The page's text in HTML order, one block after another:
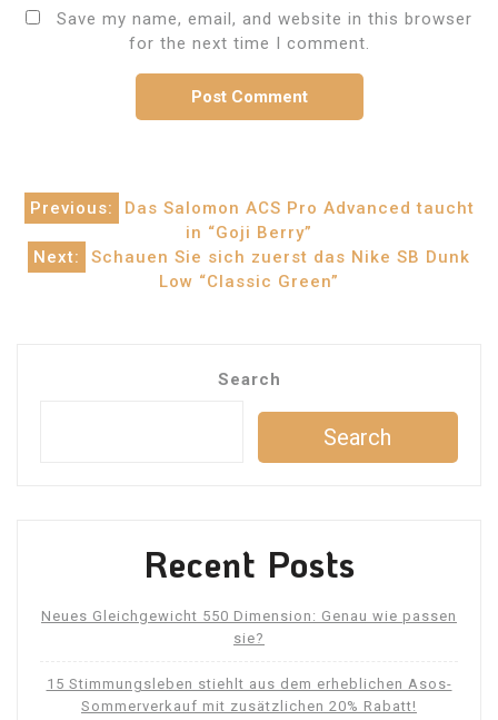
Save my name, email, and website in this browser
for the next time I comment.
Post
navigation
Previous:
Das Salomon ACS Pro Advanced taucht
in “Goji Berry”
Next:
Schauen Sie sich zuerst das Nike SB Dunk
Low “Classic Green”
Search
Search
Recent Posts
Neues Gleichgewicht 550 Dimension: Genau wie passen
sie?
15 Stimmungsleben stiehlt aus dem erheblichen Asos-
Sommerverkauf mit zusätzlichen 20% Rabatt!